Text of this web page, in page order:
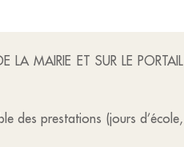
LA MAIRIE ET SUR LE PORTAIL
des prestations (jours d’école,